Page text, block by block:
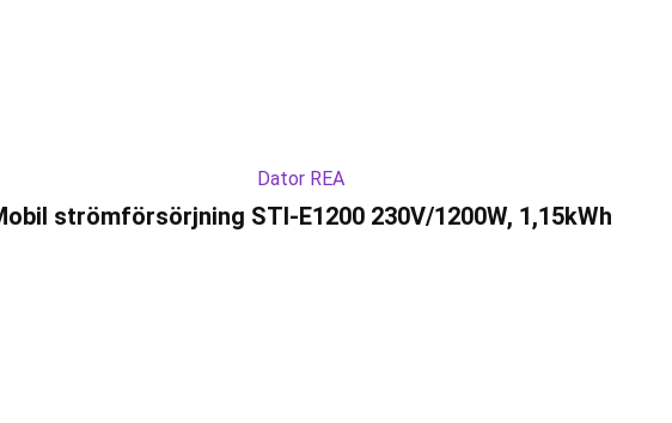
Dator REA
strömförsörjning STI-E1200 230V/1200W, 1,15kWh